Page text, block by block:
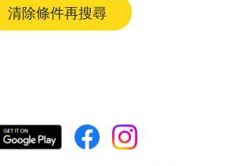
清除條件再搜尋